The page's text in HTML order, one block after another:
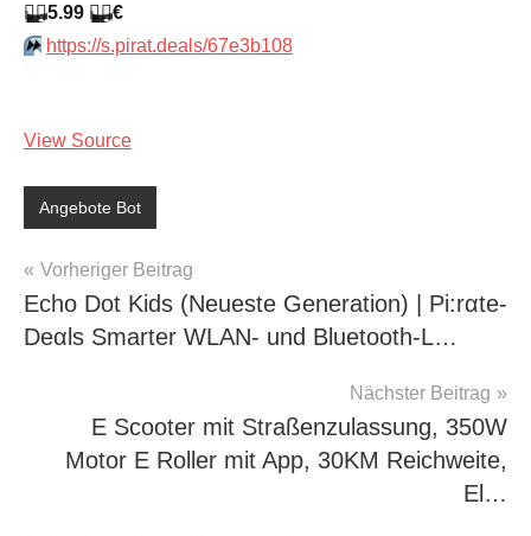
🏴‍☠️5.99 🏴‍☠️€
⏩️ https://s.pirat.deals/67e3b108
View Source
Angebote Bot
Beitragsnavigation
Vorheriger Beitrag
Echo Dot Kids (Neueste Generation) | Pi:rαtе-
Dеαls Smarter WLAN- und Bluetooth-L…
Nächster Beitrag
E Scooter mit Straßenzulassung, 350W
Motor E Roller mit App, 30KM Reichweite,
El…